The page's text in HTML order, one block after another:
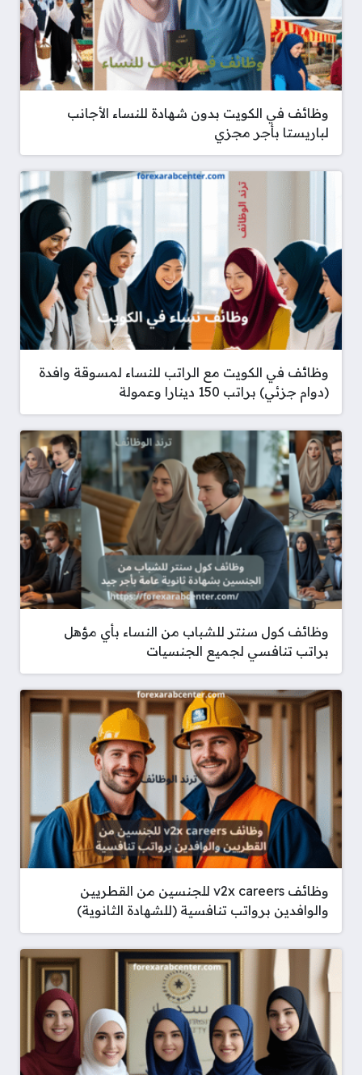
وظائف في الكويت بدون شهادة للنساء الأجانب
لباريستا بأجر مجزي
وظائف في الكويت مع الراتب للنساء لمسوقة وافدة
(دوام جزئي) براتب 150 دينارا وعمولة
وظائف كول سنتر للشباب من النساء بأي مؤهل
براتب تنافسي لجميع الجنسيات
وظائف v2x careers للجنسين من القطريين
والوافدين برواتب تنافسية (للشهادة الثانوية)